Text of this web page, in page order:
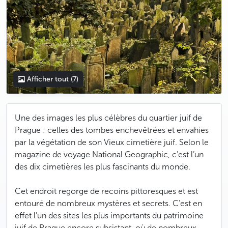
Afficher tout (7)
Une des images les plus célèbres du quartier juif de
Prague : celles des tombes enchevêtrées et envahies
par la végétation de son Vieux cimetière juif. Selon le
magazine de voyage National Geographic, c’est l’un
des dix cimetières les plus fascinants du monde.
Cet endroit regorge de recoins pittoresques et est
entouré de nombreux mystères et secrets. C’est en
effet l’un des sites les plus importants du patrimoine